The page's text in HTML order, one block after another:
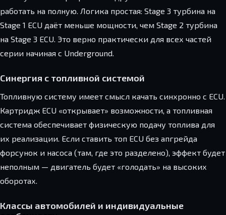
работать на полную. Логика простая: Stage 3 турбина на
Stage 1 ECU даёт меньше мощности, чем Stage 2 турбина
на Stage 3 ECU. Это верно практически для всех частей
серии начиная с Underground.
Синергия с топливной системой
Топливную систему имеет смысл качать синхронно с ECU.
Картридж ECU «открывает» возможности, а топливная
система обеспечивает физическую подачу топлива для
их реализации. Если ставить топ ECU без апгрейда
форсунок и насоса (там, где это разделено), эффект будет
неполным — двигатель будет «голодать» на высоких
оборотах.
Классы автомобилей и индивидуальные